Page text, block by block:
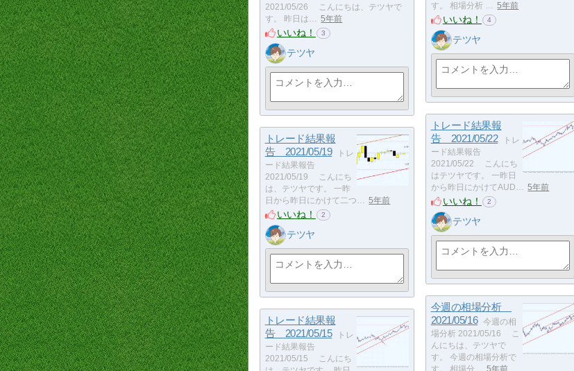
2021/05/26 こんにちは、テツヤで
す。 昨日は…
5年前
いいね！ 3
テツヤ
す。 相場分析 …
5年前
いいね！ 4
テツヤ
トレード結果報
告 2021/05/22
トレ
ード結果報告
2021/05/22 こんにち
はテツヤです。 一昨日
から昨日にかけてAUD…
5年前
いいね！ 2
テツヤ
トレード結果報
告 2021/05/19
トレ
ード結果報告
2021/05/19 こんにち
は、テツヤです。 一昨
日から昨日にかけて二つ…
5年前
いいね！ 2
テツヤ
今週の相場分析
2021/05/16
今週の相
場分析 2021/05/16 こ
んにちは、テツヤで
す。 今週の相場分析で
す。 相場分…
5年前
トレード結果報
告 2021/05/15
トレ
ード結果報告
2021/05/15 こんにち